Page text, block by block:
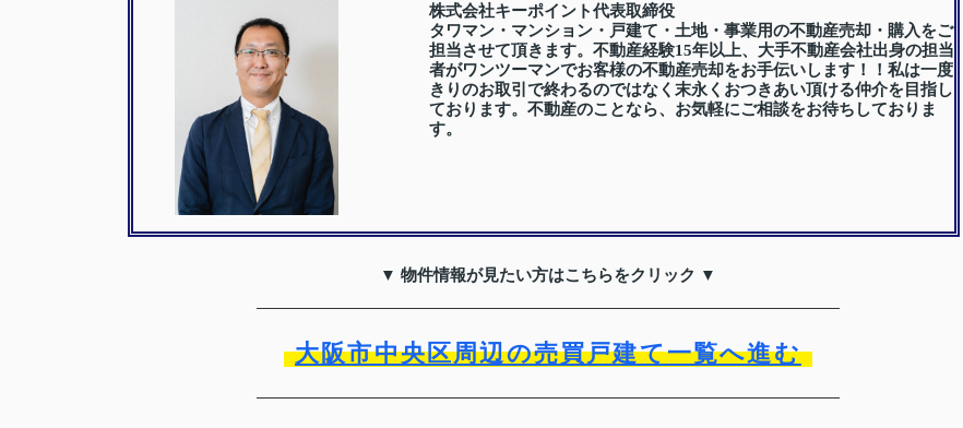
株式会社キーポイント代表取締役
タワマン・マンション・戸建て・土地・事業用の不動産売却・購入をご
担当させて頂きます。不動産経験15年以上、大手不動産会社出身の担当
者がワンツーマンでお客様の不動産売却をお手伝いします！！私は一度
きりのお取引で終わるのではなく末永くおつきあい頂ける仲介を目指し
ております。不動産のことなら、お気軽にご相談をお待ちしておりま
す。
▼ 物件情報が見たい方はこちらをクリック ▼
大阪市中央区周辺の売買戸建て一覧へ進む